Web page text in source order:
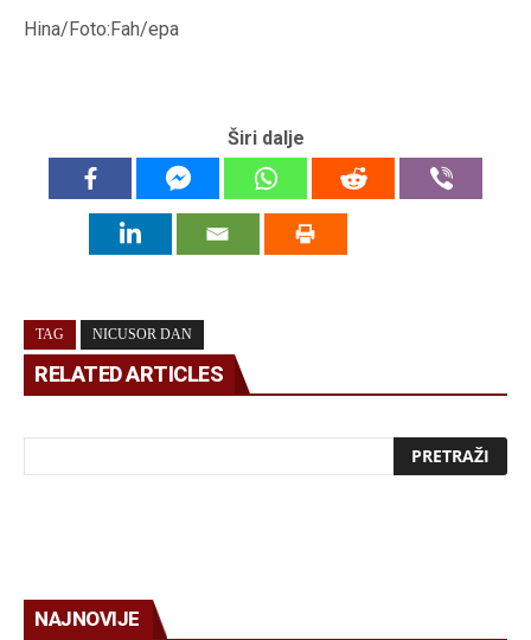
Hina/Foto:Fah/epa
Širi dalje
TAG NICUSOR DAN
RELATED ARTICLES
NAJNOVIJE